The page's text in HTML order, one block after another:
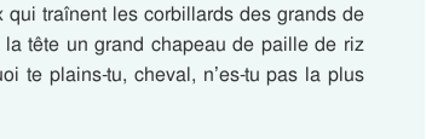
traînent les corbillards des grands de
tête un grand chapeau de paille de riz
te plains-tu, cheval, n’es-tu pas la plus